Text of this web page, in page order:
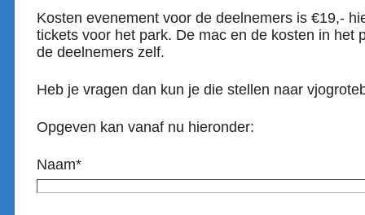
Kosten evenement voor de deelnemers is €19,-
tickets voor het park. De mac en de kosten in het
de deelnemers zelf.
Heb je vragen dan kun je die stellen naar
Opgeven kan vanaf nu hieronder:
Naam*